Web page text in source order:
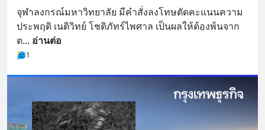
จุฬาลงกรณ์มหาวิทยาลัย มีคำสั่งลงโทษตัดคะแนนความ
ประพฤติ เนติวิทย์ โชติภัทร์ไพศาล เป็นผลให้ต้องพ้นจาก
ต... อ่านต่อ
1